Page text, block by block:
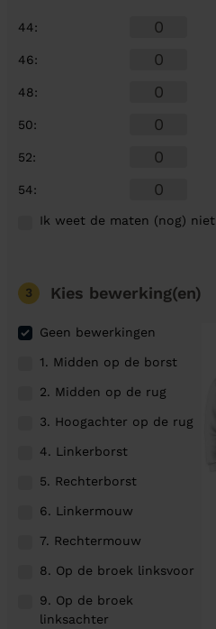
44:
46:
48:
50:
52:
54:
Ik weet de maten (nog) niet
3 Kies bewerking(en)
Geen bewerkingen
1. Midden op de borst
2. Midden op de rug
3. Hoogachter op de rug
4. Linkerborst
5. Rechterborst
6. Linkermouw
7. Rechtermouw
8. Op de broek linksvoor
9. Op de broek
linksachter